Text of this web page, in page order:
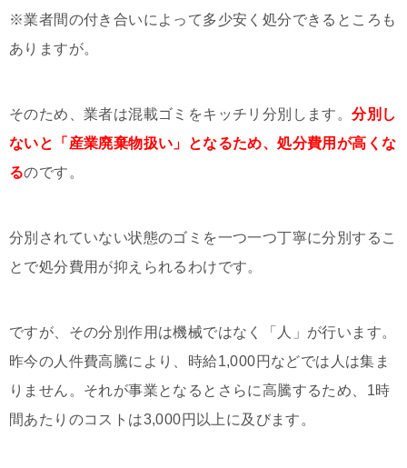
※業者間の付き合いによって多少安く処分できるところも
ありますが。
そのため、業者は混載ゴミをキッチリ分別します。分別し
ないと「産業廃棄物扱い」となるため、処分費用が高くな
るのです。
分別されていない状態のゴミを一つ一つ丁寧に分別するこ
とで処分費用が抑えられるわけです。
ですが、その分別作用は機械ではなく「人」が行います。
昨今の人件費高騰により、時給1,000円などでは人は集ま
りません。それが事業となるとさらに高騰するため、1時
間あたりのコストは3,000円以上に及びます。